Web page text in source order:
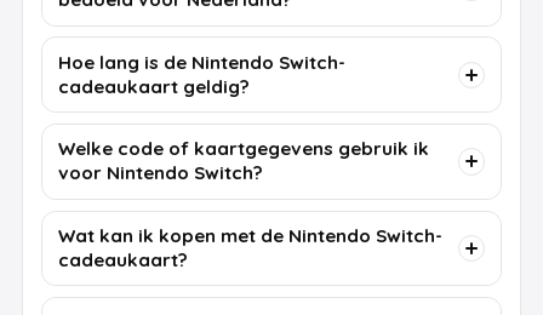
Hoe lang is de Nintendo Switch-
cadeaukaart geldig?
Welke code of kaartgegevens gebruik ik
voor Nintendo Switch?
Wat kan ik kopen met de Nintendo Switch-
cadeaukaart?